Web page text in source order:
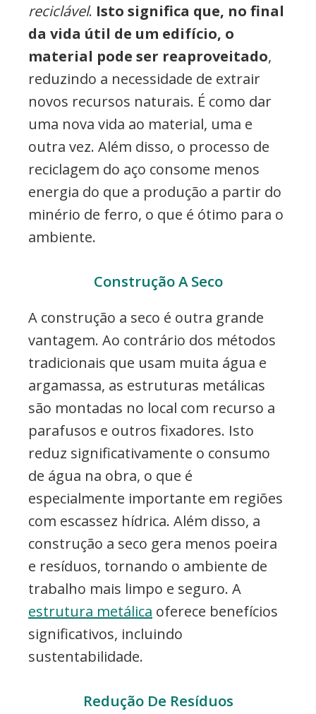
reciclável. Isto significa que, no final
da vida útil de um edifício, o
material pode ser reaproveitado,
reduzindo a necessidade de extrair
novos recursos naturais. É como dar
uma nova vida ao material, uma e
outra vez. Além disso, o processo de
reciclagem do aço consome menos
energia do que a produção a partir do
minério de ferro, o que é ótimo para o
ambiente.
Construção A Seco
A construção a seco é outra grande
vantagem. Ao contrário dos métodos
tradicionais que usam muita água e
argamassa, as estruturas metálicas
são montadas no local com recurso a
parafusos e outros fixadores. Isto
reduz significativamente o consumo
de água na obra, o que é
especialmente importante em regiões
com escassez hídrica. Além disso, a
construção a seco gera menos poeira
e resíduos, tornando o ambiente de
trabalho mais limpo e seguro. A
estrutura metálica oferece benefícios
significativos, incluindo
sustentabilidade.
Redução De Resíduos